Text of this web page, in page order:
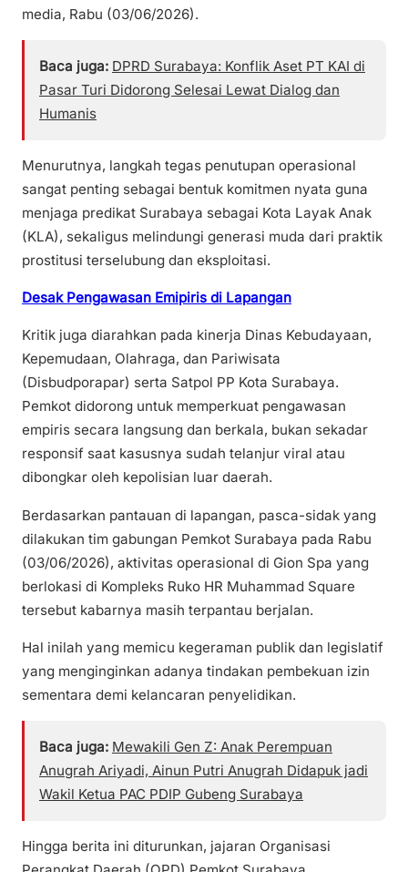
media, Rabu (03/06/2026).
Baca juga: DPRD Surabaya: Konflik Aset PT KAI di
Pasar Turi Didorong Selesai Lewat Dialog dan
Humanis
Menurutnya, langkah tegas penutupan operasional
sangat penting sebagai bentuk komitmen nyata guna
menjaga predikat Surabaya sebagai Kota Layak Anak
(KLA), sekaligus melindungi generasi muda dari praktik
prostitusi terselubung dan eksploitasi.
Desak Pengawasan Emipiris di Lapangan
Kritik juga diarahkan pada kinerja Dinas Kebudayaan,
Kepemudaan, Olahraga, dan Pariwisata
(Disbudporapar) serta Satpol PP Kota Surabaya.
Pemkot didorong untuk memperkuat pengawasan
empiris secara langsung dan berkala, bukan sekadar
responsif saat kasusnya sudah telanjur viral atau
dibongkar oleh kepolisian luar daerah.
Berdasarkan pantauan di lapangan, pasca-sidak yang
dilakukan tim gabungan Pemkot Surabaya pada Rabu
(03/06/2026), aktivitas operasional di Gion Spa yang
berlokasi di Kompleks Ruko HR Muhammad Square
tersebut kabarnya masih terpantau berjalan.
Hal inilah yang memicu kegeraman publik dan legislatif
yang menginginkan adanya tindakan pembekuan izin
sementara demi kelancaran penyelidikan.
Baca juga: Mewakili Gen Z: Anak Perempuan
Anugrah Ariyadi, Ainun Putri Anugrah Didapuk jadi
Wakil Ketua PAC PDIP Gubeng Surabaya
Hingga berita ini diturunkan, jajaran Organisasi